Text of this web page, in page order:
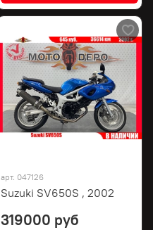
арт. 047126
Suzuki SV650S , 2002
319000 руб